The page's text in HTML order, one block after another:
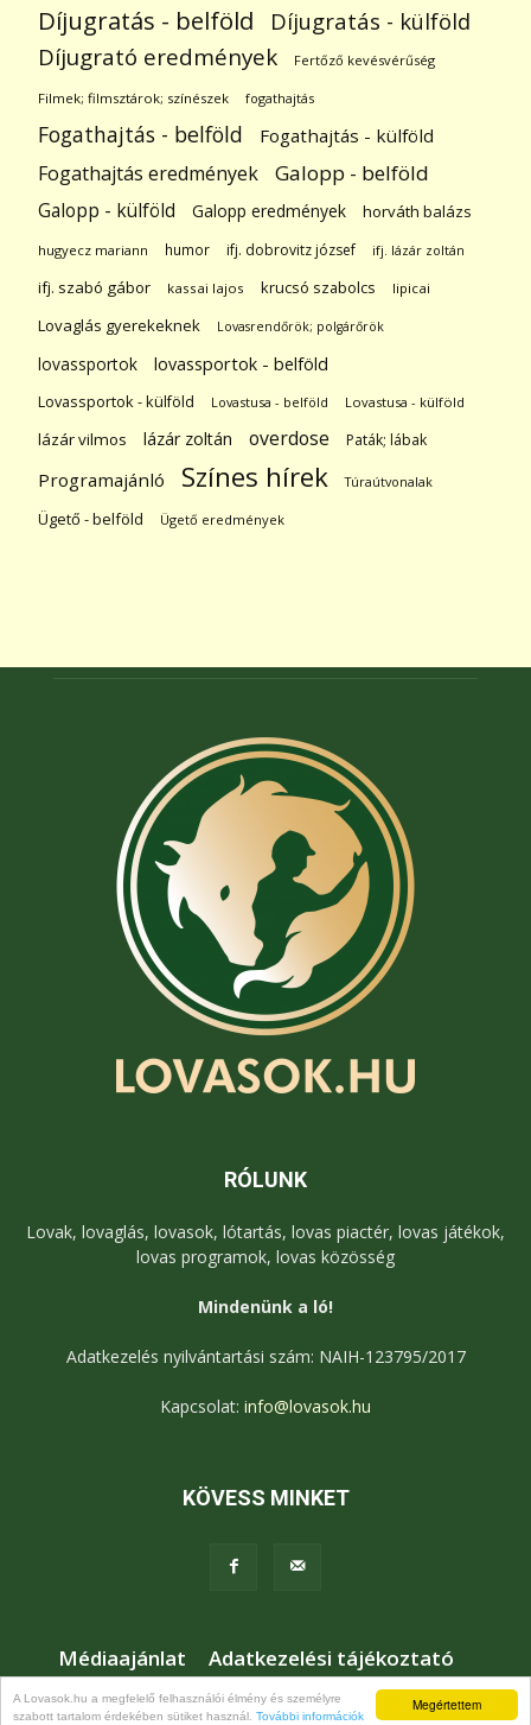
Megértettem
A Lovasok.hu a megfelelő felhasználói élmény és személyre
szabott tartalom érdekében sütiket használ. További információk
Díjugratás - belföld Díjugratás - külföld
Díjugrató eredmények Fertőző kevésvérűség
Filmek; filmsztárok; színészek fogathajtás
Fogathajtás - belföld Fogathajtás - külföld
Fogathajtás eredmények Galopp - belföld
Galopp - külföld Galopp eredmények horváth balázs
hugyecz mariann humor ifj. dobrovitz józsef ifj. lázár zoltán
ifj. szabó gábor kassai lajos krucsó szabolcs lipicai
Lovaglás gyerekeknek Lovasrendőrök; polgárőrök
lovassportok lovassportok - belföld
Lovassportok - külföld Lovastusa - belföld Lovastusa - külföld
lázár vilmos lázár zoltán overdose Paták; lábak
Programajánló Színes hírek Túraútvonalak
Ügető - belföld Ügető eredmények
RÓLUNK
Lovak, lovaglás, lovasok, lótartás, lovas piactér, lovas játékok,
lovas programok, lovas közösség
Mindenünk a ló!
Adatkezelés nyilvántartási szám: NAIH-123795/2017
Kapcsolat: info@lovasok.hu
KÖVESS MINKET
Médiaajánlat
Adatkezelési tájékoztató
Jogi nyilatkozat
Karrier Kapcsolat